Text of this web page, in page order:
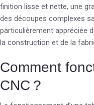
finition lisse et nette, une
des découpes complexes
particulièrement appréciée
la construction et de la
Comment
CNC ?